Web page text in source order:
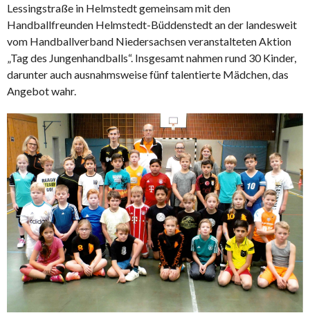
Lessingstraße in Helmstedt gemeinsam mit den
Handballfreunden Helmstedt-Büddenstedt an der landesweit
vom Handballverband Niedersachsen veranstalteten Aktion
„Tag des Jungenhandballs“. Insgesamt nahmen rund 30 Kinder,
darunter auch ausnahmsweise fünf talentierte Mädchen, das
Angebot wahr.